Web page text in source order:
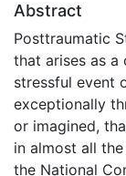
Abstract
Posttraumatic
that arises as a
stressful event
exceptionally
or imagined,
in almost all
the National